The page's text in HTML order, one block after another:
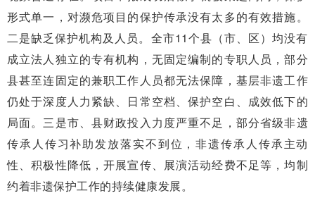
形式单一，对濒危项目的保护传承没有太多的有效措施。
二是缺乏保护机构及人员。全市11个县（市、区）均没有
成立法人独立的专有机构，无固定编制的专职人员，部分
县甚至连固定的兼职工作人员都无法保障，基层非遗工作
仍处于深度人力紧缺、日常空档、保护空白、成效低下的
局面。三是市、县财政投入力度严重不足，部分省级非遗
传承人传习补助发放落实不到位，非遗传承人传承主动
性、积极性降低，开展宣传、展演活动经费不足等，均制
约着非遗保护工作的持续健康发展。